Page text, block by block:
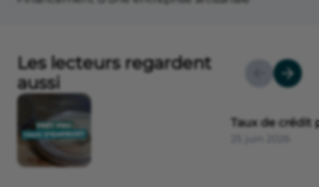
Les lecteurs regardent
aussi
Taux de